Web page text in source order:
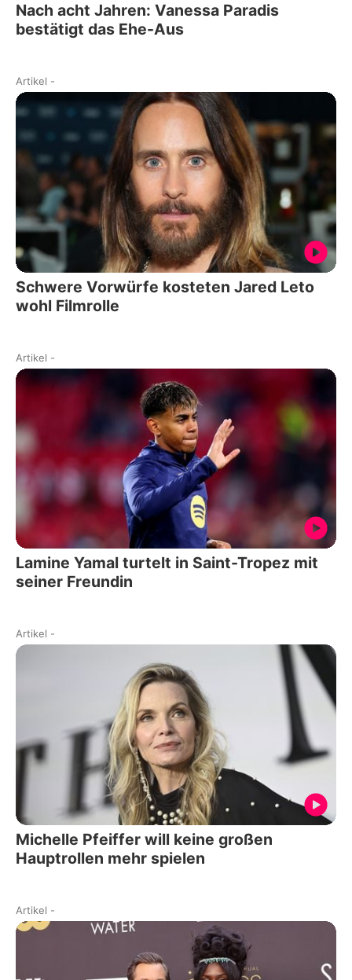
Nach acht Jahren: Vanessa Paradis
bestätigt das Ehe-Aus
Artikel -
Schwere Vorwürfe kosteten Jared Leto
wohl Filmrolle
Artikel -
Lamine Yamal turtelt in Saint-Tropez mit
seiner Freundin
Artikel -
Michelle Pfeiffer will keine großen
Hauptrollen mehr spielen
Artikel -